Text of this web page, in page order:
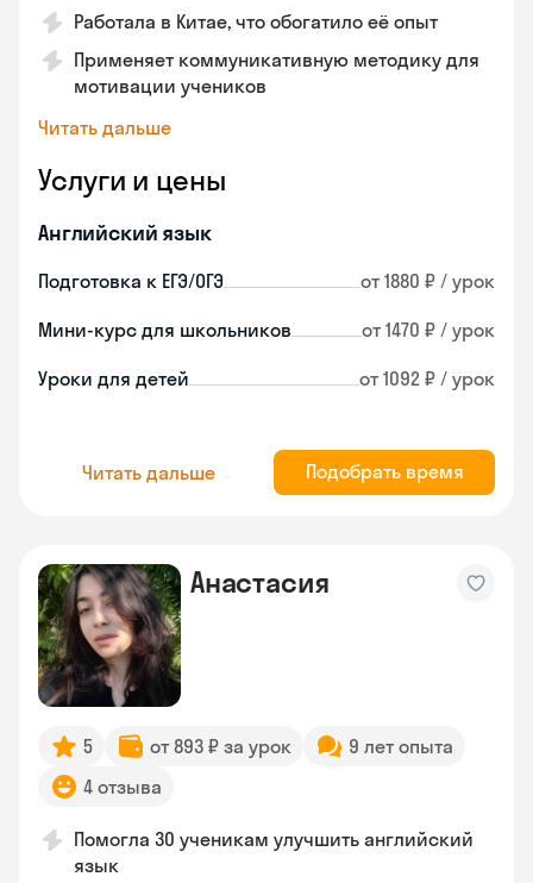
Работала в Китае, что обогатило её опыт
Применяет коммуникативную методику для
мотивации учеников
Читать дальше
Услуги и цены
Английский язык
Подготовка к ЕГЭ/ОГЭ от 1880 ₽ / урок
Мини-курс для школьников от 1470 ₽ / урок
Уроки для детей от 1092 ₽ / урок
Читать дальше Подобрать время
Анастасия
5 от 893 ₽ за урок
9 лет опыта
4 отзыва
Помогла 30 ученикам улучшить английский
язык